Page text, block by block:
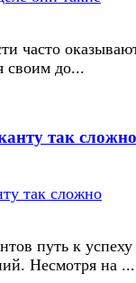
часто
своим до...
так сложно
путь к успеху
Несмотря на ...